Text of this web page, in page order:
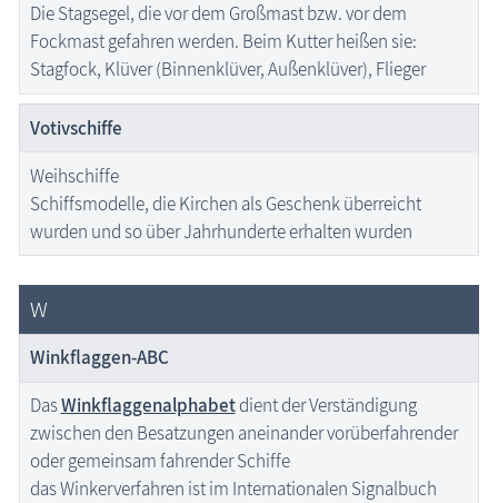
Die Stagsegel, die vor dem Großmast bzw. vor dem
Fockmast gefahren werden. Beim Kutter heißen sie:
Stagfock, Klüver (Binnenklüver, Außenklüver), Flieger
Votivschiffe
Weihschiffe
Schiffsmodelle, die Kirchen als Geschenk überreicht
wurden und so über Jahrhunderte erhalten wurden
W
Winkflaggen-ABC
DasWinkflaggenalphabetdient der Verständigung
zwischen den Besatzungen aneinander vorüberfahrender
oder gemeinsam fahrender Schiffe
das Winkerverfahren ist im Internationalen Signalbuch